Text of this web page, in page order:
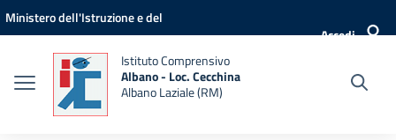
Vai ai contenuti
Vai al menu di navigazione
Vai al footer
Ministero dell'Istruzione e del
Accedi
Istituto Comprensivo
Albano - Loc. Cecchina
Albano Laziale (RM)